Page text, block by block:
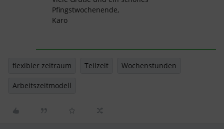
Pfingstwochenende,
Karo
flexibler zeitraum Teilzeit Wochenstunden
Arbeitszeitmodell